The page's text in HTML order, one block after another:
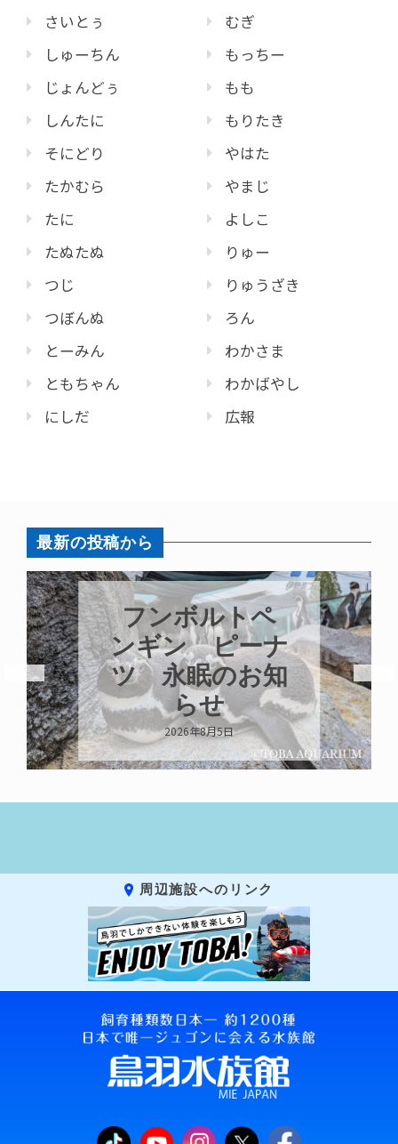
さいとぅ
しゅーちん
じょんどぅ
しんたに
そにどり
たかむら
たに
たぬたぬ
つじ
つぼんぬ
とーみん
ともちゃん
にしだ
むぎ
もっちー
もも
もりたき
やはた
やまじ
よしこ
りゅー
りゅうざき
ろん
わかさま
わかばやし
広報
最新の投稿から
竹島水族館【ラ
ブ】の出産
2026年8月3日
周辺施設へのリンク